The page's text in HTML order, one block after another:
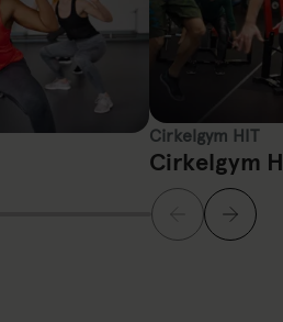
Cirkelgym HIT
Cirkelgym